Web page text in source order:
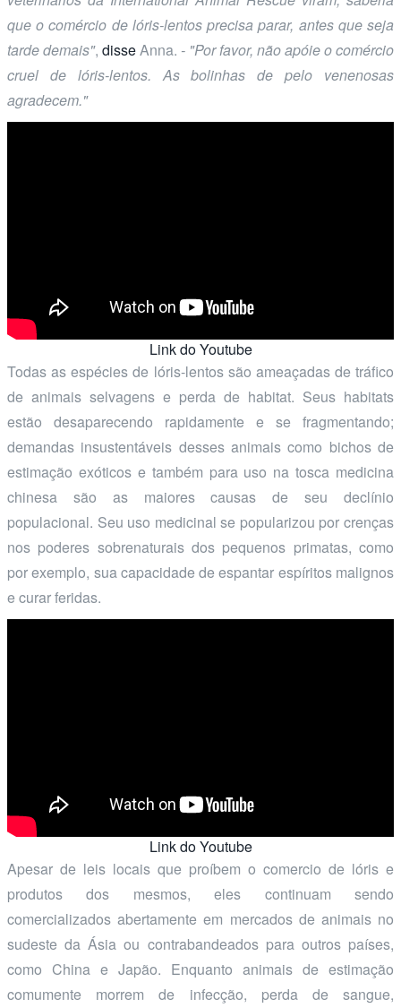
que o comércio de lóris-lentos precisa parar, antes que seja
tarde demais", disseAnna. - "Por favor, não apóie o comércio
cruel de lóris-lentos. As bolinhas de pelo venenosas
agradecem."
Link do Youtube
Todas as espécies de lóris-lentos são ameaçadas de tráfico
de animais selvagens e perda de habitat. Seus habitats
estão desaparecendo rapidamente e se fragmentando;
demandas insustentáveis desses animais como bichos de
estimação exóticos e também para uso na tosca medicina
chinesa são as maiores causas de seu declínio
populacional. Seu uso medicinal se popularizou por crenças
nos poderes sobrenaturais dos pequenos primatas, como
por exemplo, sua capacidade de espantar espíritos malignos
e curar feridas.
Link do Youtube
Apesar de leis locais que proíbem o comercio de lóris e
produtos dos mesmos, eles continuam sendo
comercializados abertamente em mercados de animais no
sudeste da Ásia ou contrabandeados para outros países,
como China e Japão. Enquanto animais de estimação
comumente morrem de infecção, perda de sangue,